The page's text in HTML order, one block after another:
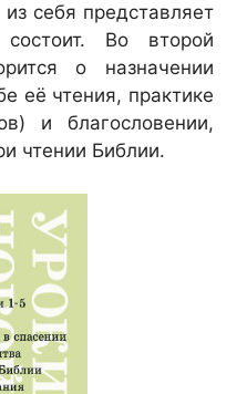
себя представляет
Во второй
о назначении
её чтения, практике
и благословении,
чтении Библии.